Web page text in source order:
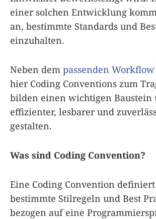
einer solchen Entwicklung
an, bestimmte Standards und
einzuhalten.
Neben dem passenden Workflow
hier Coding Conventions zum
bilden einen wichtigen Baustein
effizienter, lesbarer und
gestalten.
Was sind Coding Convention?
Eine Coding Convention
bestimmte Stilregeln und Best
bezogen auf eine